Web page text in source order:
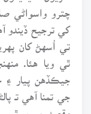
چترو واسواڻي
کي ترجيح ڏيندو
تي اُسهڻ کان
ٿي ويا هئا.
جيڪڏهن پيار
جي تمنا آهي تـ
مقصد پورو